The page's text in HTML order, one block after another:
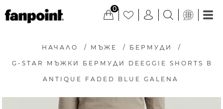
0
НАЧАЛО / МЪЖЕ / БЕРМУДИ /
G-STAR МЪЖКИ БЕРМУДИ DEEGGIE SHORTS В
ANTIQUE FADED BLUE GALENA